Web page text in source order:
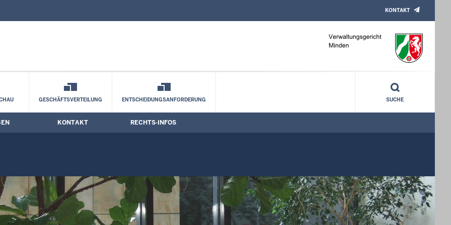
Kontaktformular
KONTAKT
GESCHÄFTSVERTEILUNG ENTSCHEIDUNGSANFORDERUNG SUCHE
KONTAKT RECHTS-INFOS